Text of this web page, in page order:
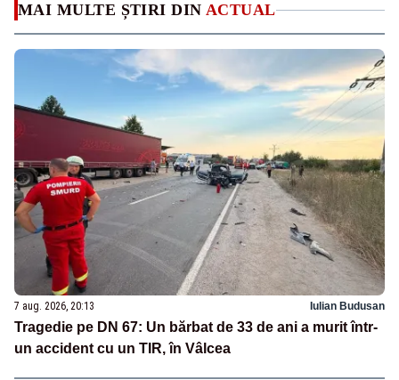
MAI MULTE ȘTIRI DIN ACTUAL
7 aug. 2026, 20:13 Iulian Budusan
Tragedie pe DN 67: Un bărbat de 33 de ani a murit într-
un accident cu un TIR, în Vâlcea